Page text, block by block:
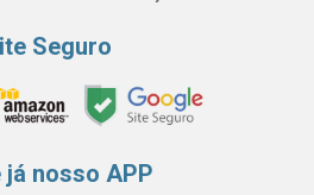
Seguro
já nosso APP